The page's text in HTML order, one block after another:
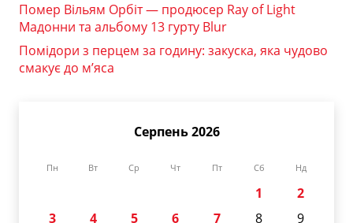
Помер Вільям Орбіт — продюсер Ray of Light
Мадонни та альбому 13 гурту Blur
Помідори з перцем за годину: закуска, яка чудово
смакує до м’яса
Серпень 2026
Пн Вт Ср Чт Пт Сб Нд
1
2
3
4 5 6 7 8
9